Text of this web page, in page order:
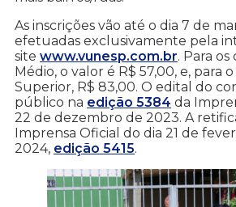
As inscrições vão até o dia 7 de
efetuadas exclusivamente pela
site www.vunesp.com.br. Para
Médio, o valor é R$ 57,00, e, para
Superior, R$ 83,00. O edital do
público na edição 5384 da
22 de dezembro de 2023. A
Imprensa Oficial do dia 21 de
2024, edição 5415.